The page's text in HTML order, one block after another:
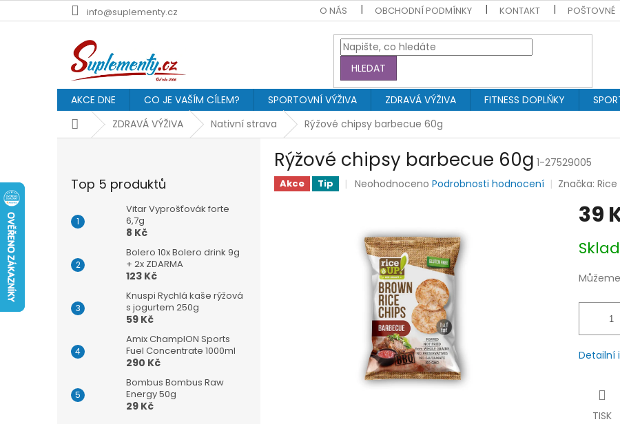
na
info@suplementy.cz O NÁS OBCHODNÍ PODMÍNKY KONTAKT POŠTOVNÉ
HLEDAT
AKCE DNE CO JE VAŠÍM CÍLEM? SPORTOVNÍ VÝŽIVA ZDRAVÁ VÝŽIVA FITNESS DOPLŇKY
DomůZDRAVÁ VÝŽIVA Nativní strava Rýžové chipsy barbecue 60g
Top 5 produktů
Vitar Vyprošťovák forte
6,7g
8 Kč
Bolero 10x Bolero drink 9g
+ 2x ZDARMA
123 Kč
Knuspi Rychlá kaše rýžová
s jogurtem 250g
59 Kč
Amix ChampION Sports
Fuel Concentrate 1000ml
290 Kč
Bombus Bombus Raw
Energy 50g
29 Kč
Rýžové chipsy barbecue 60g 1-27529005
Akce Tip
Průměrné
0,0
hvězdiček.
Neohodnoceno Podrobnosti hodnocení Značka: Rice
39
cena:
Detailní
TISK